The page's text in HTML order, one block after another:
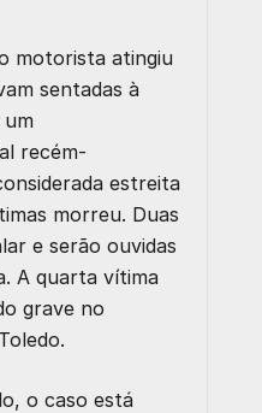
motorista atingiu
sentadas à
um
recém-
estreita
morreu. Duas
e serão ouvidas
A quarta vítima
grave no
o caso está